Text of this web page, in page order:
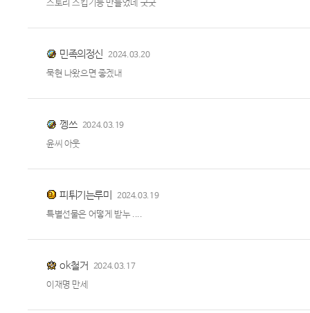
스토리 스킵기능 만들었네 굿굿
민족의정신 2024.03.20
묵현 나왔으면 좋겠내
껭쓰 2024.03.19
윤씨 아웃
피튀기는루미 2024.03.19
특별선물은 어떻게 받누 ....
ok철거 2024.03.17
이재명 만세